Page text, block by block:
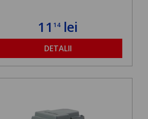
1114lei
DETALII